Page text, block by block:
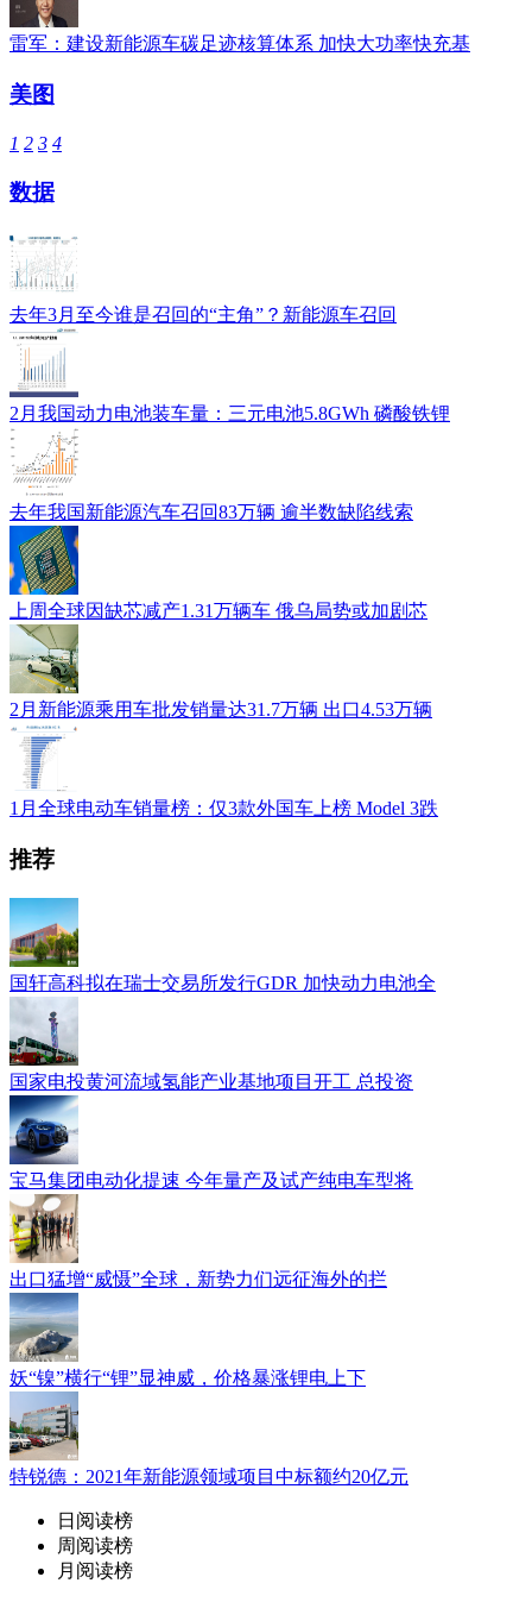
雷军：建设新能源车碳足迹核算体系 加快大功率快充基
美图
1 2 3 4
数据
去年3月至今谁是召回的“主角”？新能源车召回
2月我国动力电池装车量：三元电池5.8GWh 磷酸铁锂
去年我国新能源汽车召回83万辆 逾半数缺陷线索
上周全球因缺芯减产1.31万辆车 俄乌局势或加剧芯
2月新能源乘用车批发销量达31.7万辆 出口4.53万辆
1月全球电动车销量榜：仅3款外国车上榜 Model 3跌
推荐
国轩高科拟在瑞士交易所发行GDR 加快动力电池全
国家电投黄河流域氢能产业基地项目开工 总投资
宝马集团电动化提速 今年量产及试产纯电车型将
出口猛增“威慑”全球，新势力们远征海外的拦
妖“镍”横行“锂”显神威，价格暴涨锂电上下
特锐德：2021年新能源领域项目中标额约20亿元
日阅读榜
周阅读榜
月阅读榜